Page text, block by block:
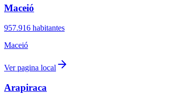
Maceió
957.916 habitantes
Maceió
Ver pagina local
Arapiraca